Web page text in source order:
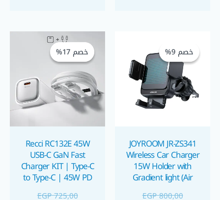
خصم 9%
خصم 9%
JOYROOM JR-ZS341
Wireless Car Charger
15W Holder with
Gradient light (Air
EGP800,00
EGP 800,00.
EGP 725,00.
خصم 17%
خصم 17%
Recci RC132E 45W
USB-C GaN Fast
Charger KIT | Type-C
to Type-C | 45W PD
EGP725,00
السعر
السعر